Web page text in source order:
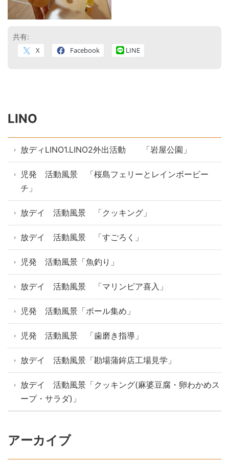
共有:
X Facebook LINE
LINO
放ディLINO1.LINO2外出活動 「岩屋公園」
児発 活動風景 「桜島フェリーとレインボービー
チ」
放デイ 活動風景 「クッキング」
放デイ 活動風景 「すごろく」
児発 活動風景「魚釣り」
放デイ 活動風景 「マリンピア喜入」
児発 活動風景「ボール集め」
児発 活動風景 「歯磨き指導」
放デイ 活動風景「勘場蒲鉾店工場見学」
放デイ 活動風景「クッキング(麻婆豆腐・卵わかめス
ープ・サラダ)」
アーカイブ